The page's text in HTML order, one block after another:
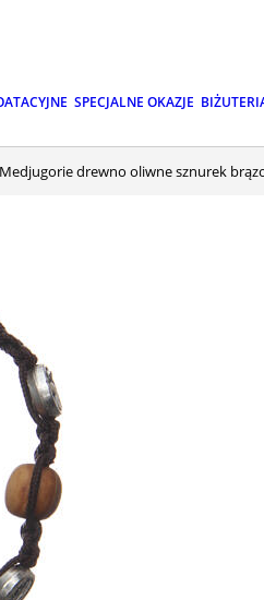
SPECJALNE OKAZJE
Medjugorie drewno oliwne sznurek